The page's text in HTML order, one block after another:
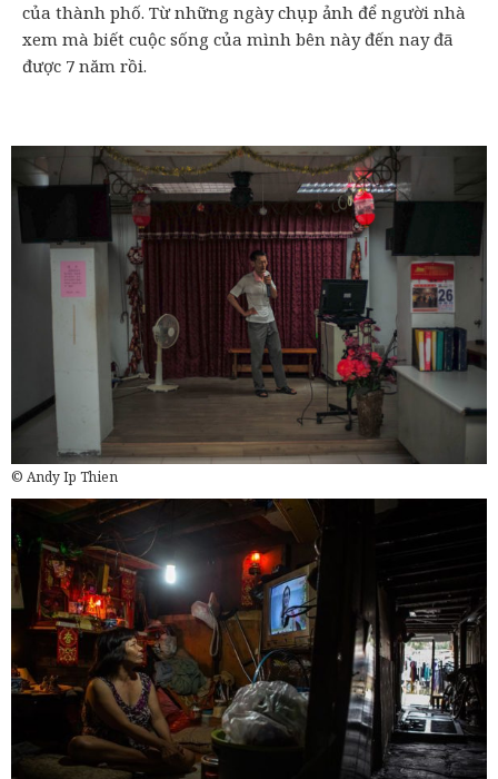
của thành phố. Từ những ngày chụp ảnh để người nhà
xem mà biết cuộc sống của mình bên này đến nay đã
được 7 năm rồi.
© Andy Ip Thien